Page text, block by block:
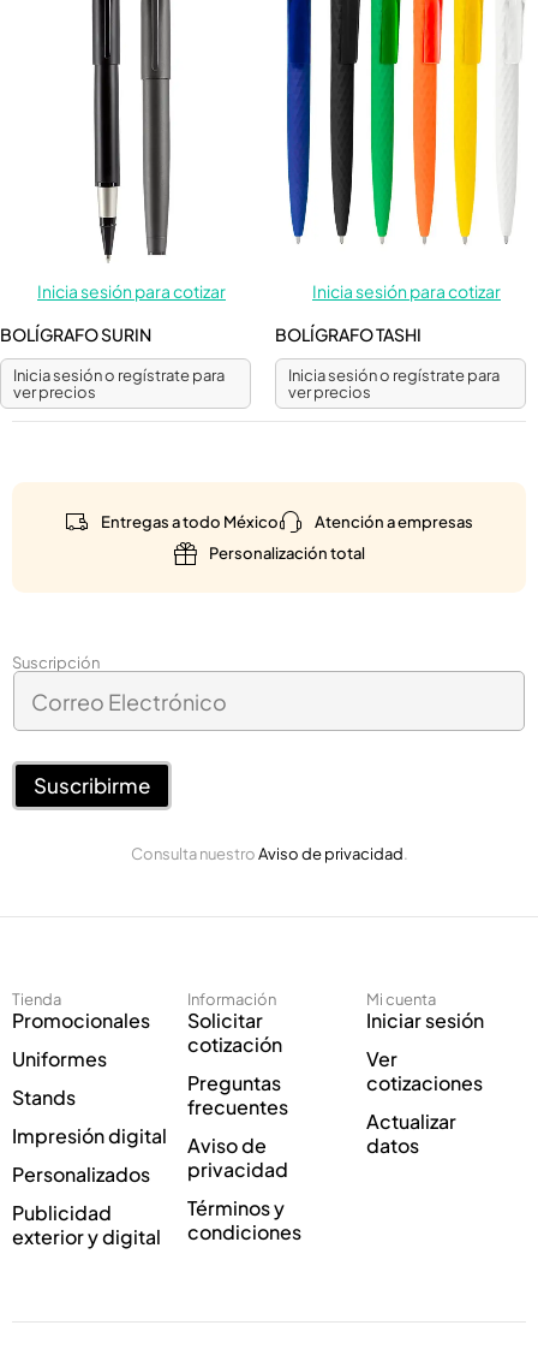
Inicia sesión para cotizar
BOLÍGRAFO SURIN
Inicia sesión o regístrate para
ver precios
Inicia sesión para cotizar
BOLÍGRAFO TASHI
Inicia sesión o regístrate para
ver precios
Entregas a todo México
Atención a empresas
Personalización total
Suscripción
C
e
E
t
n
i
o
E
e
c
r
ó
c
C
r
r
o
c
n
i
c
o
*
Suscribirme
Consulta nuestroAviso de privacidad.
Tienda
Promocionales
Uniformes
Stands
Impresión digital
Personalizados
Publicidad
exterior y digital
Información
Solicitar
cotización
Preguntas
frecuentes
Aviso de
privacidad
Términos y
condiciones
Mi cuenta
Iniciar sesión
Ver
cotizaciones
Actualizar
datos